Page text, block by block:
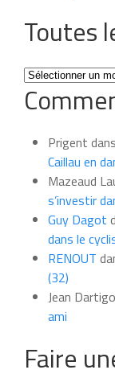
Toutes
Toutes
les
news
moisPrigent dans
Caillau en
Mazeaud
s’investir
Guy Dagot
dans le
RENOUT
(32)
Jean
ami
Faire